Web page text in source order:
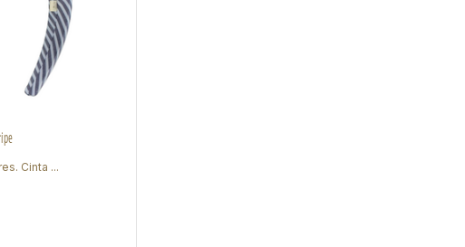
Cinta ...